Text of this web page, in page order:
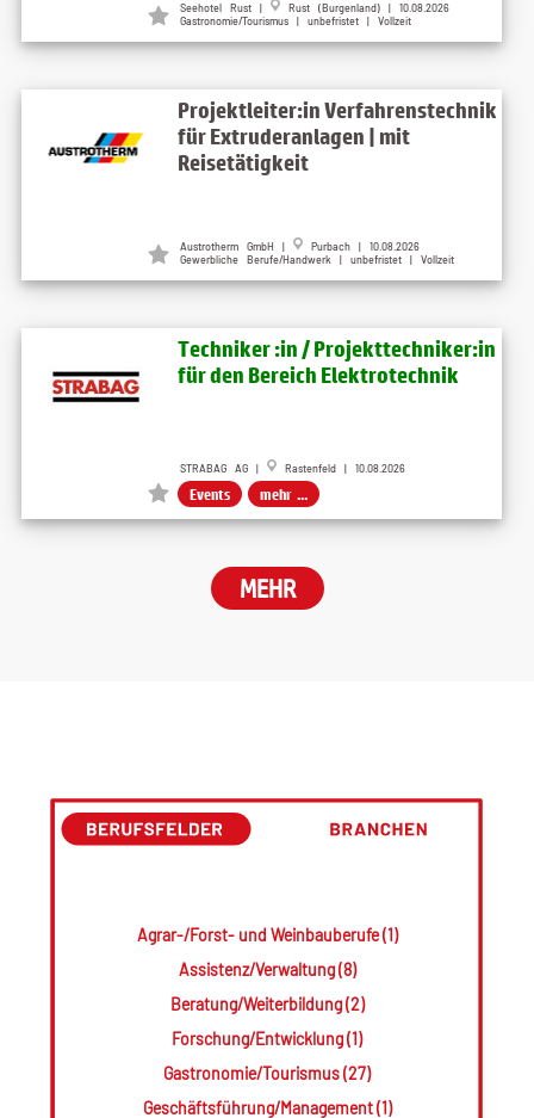
Seehotel Rust | Rust (Burgenland) | 10.08.2026
Gastronomie/Tourismus | unbefristet | Vollzeit
Projektleiter:in Verfahrenstechnik
für Extruderanlagen | mit
Reisetätigkeit
Austrotherm GmbH | Purbach | 10.08.2026
Gewerbliche Berufe/Handwerk | unbefristet | Vollzeit
Techniker :in / Projekttechniker:in
für den Bereich Elektrotechnik
STRABAG AG | Rastenfeld | 10.08.2026
Events mehr ...
MEHR
Agrar-/Forst- und Weinbauberufe (1)
Assistenz/Verwaltung (8)
Beratung/Weiterbildung (2)
Forschung/Entwicklung (1)
Gastronomie/Tourismus (27)
Geschäftsführung/Management (1)